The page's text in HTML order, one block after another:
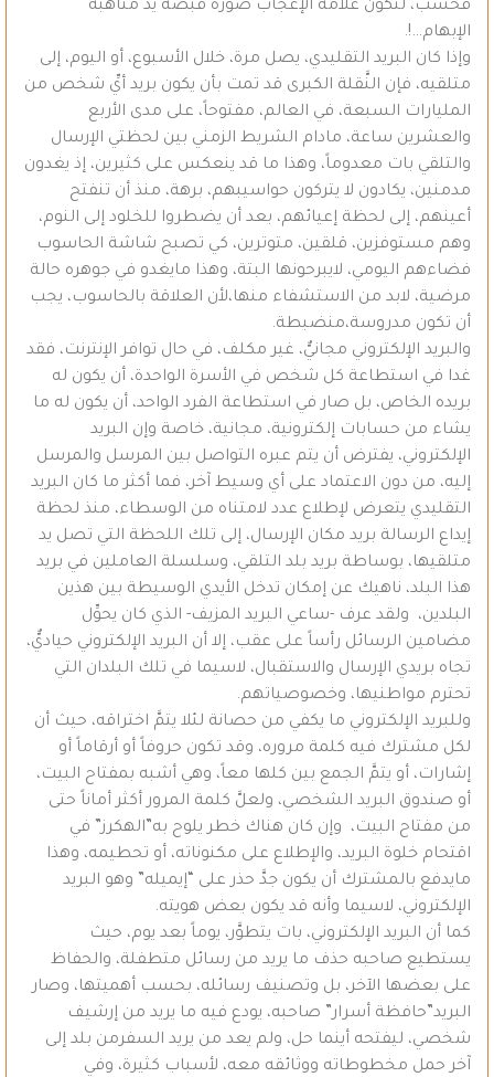
فحسب، لتكون علامة الإعجاب صورة قبضة يد متأهبة
الإبهام…!.
وإذا كان البريد التقليدي، يصل مرة، خلال الأسبوع، أو اليوم، إلى
متلقيه، فإن النَّقلة الكبرى قد تمت بأن يكون بريد أيِّ شخص من
المليارات السبعة، في العالم، مفتوحاً، على مدى الأربع
والعشرين ساعة، مادام الشريط الزمني بين لحظتي الإرسال
والتلقي بات معدوماً، وهذا ما قد ينعكس على كثيرين، إذ يغدون
مدمنين، يكادون لا يتركون حواسيبهم، برهة، منذ أن تنفتح
أعينهم، إلى لحظة إعيائهم، بعد أن يضطروا للخلود إلى النوم،
وهم مستوفزين، قلقين، متوترين، كي تصبح شاشة الحاسوب
فضاءهم اليومي، لايبرحونها البتة، وهذا مايغدو في جوهره حالة
مرضية، لابد من الاستشفاء منها،لأن العلاقة بالحاسوب، يجب
أن تكون مدروسة،منضبطة.
والبريد الإلكتروني مجانيٌّ، غير مكلف، في حال توافر الإنترنت، فقد
غدا في استطاعة كل شخص في الأسرة الواحدة، أن يكون له
بريده الخاص، بل صار في استطاعة الفرد الواحد، أن يكون له ما
يشاء من حسابات إلكترونية، مجانية، خاصة وإن البريد
الإلكتروني، يفترض أن يتم عبره التواصل بين المرسل والمرسل
إليه، من دون الاعتماد على أي وسيط آخر، فما أكثر ما كان البريد
التقليدي يتعرض لإطلاع عدد لامتناه من الوسطاء، منذ لحظة
إيداع الرسالة بريد مكان الإرسال، إلى تلك اللحظة التي تصل يد
متلقيها، بوساطة بريد بلد التلقي، وسلسلة العاملين في بريد
هذا البلد، ناهيك عن إمكان تدخل الأيدي الوسيطة بين هذين
البلدين، ولقد عرف -ساعي البريد المزيف- الذي كان يحوِّل
مضامين الرسائل رأساً على عقب، إلا أن البريد الإلكتروني حياديٌّ،
تجاه بريدي الإرسال والاستقبال، لاسيما في تلك البلدان التي
تحترم مواطنيها، وخصوصياتهم.
وللبريد الإلكتروني ما يكفي من حصانة لئلا يتمَّ اختراقه، حيث أن
لكل مشترك فيه كلمة مروره، وقد تكون حروفاً أو أرقاماً أو
إشارات، أو يتمَّ الجمع بين كلها معاً، وهي أشبه بمفتاح البيت،
أو صندوق البريد الشخصي، ولعلَّ كلمة المرور أكثر أماناً حتى
من مفتاح البيت، وإن كان هناك خطر يلوح به”الهكرز” في
اقتحام خلوة البريد، والإطلاع على مكنوناته، أو تحطيمه، وهذا
مايدفع بالمشترك أن يكون جدَّ حذر على “إيميله” وهو البريد
الإلكتروني، لاسيما وأنه قد يكون بعض هويته.
كما أن البريد الإلكتروني، بات يتطوَّر، يوماً بعد يوم، حيث
يستطيع صاحبه حذف ما يريد من رسائل متطفلة، والحفاظ
على بعضها الآخر، بل وتصنيف رسائله، بحسب أهميتها، وصار
البريد”حافظة أسرار” صاحبه، يودع فيه ما يريد من إرشيف
شخصي، ليفتحه أينما حل، ولم يعد من يريد السفرمن بلد إلى
آخر حمل مخطوطاته ووثائقه معه، لأسباب كثيرة، وفي